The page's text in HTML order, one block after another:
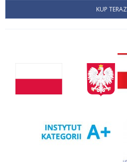
KUP TERAZ